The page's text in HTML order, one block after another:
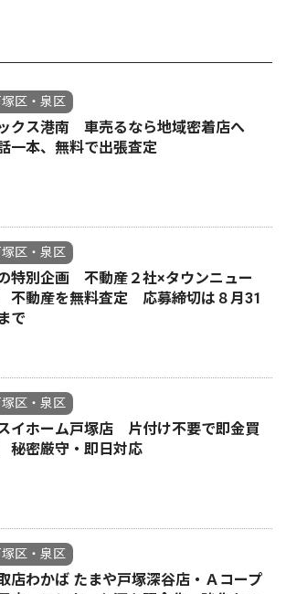
塚区・泉区
クス港南 車売るなら地域密着店へ
一本、無料で出張査定
塚区・泉区
特別企画 不動産２社×タウンニュー
動産を無料査定 応募締切は８月31
で
塚区・泉区
イホーム戸塚店 片付け不要で即金買
密厳守・即日対応
塚区・泉区
店わかば たまや戸塚深谷店・Ａコープ